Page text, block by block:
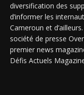
diversification des
d’informer les
Cameroun et
société de presse
premier news
Défis Actuels